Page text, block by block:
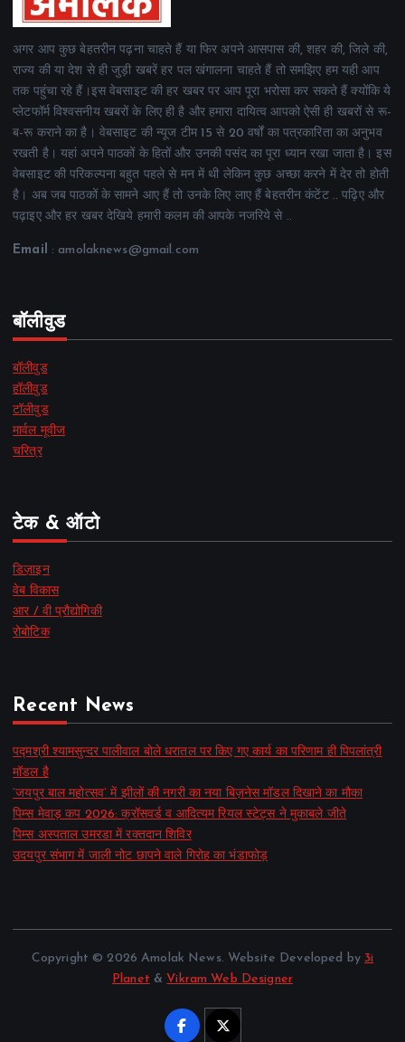
अगर आप कुछ बेहतरीन पढ़ना चाहते हैं या फिर अपने आसपास की, शहर की, जिले की,
राज्य की या देश से ही जुड़ी खबरें हर पल खंगालना चाहते हैं तो समझिए हम यही आप
तक पहुंचा रहे हैं।इस वेबसाइट की हर खबर पर आप पूरा भरोसा कर सकते हैं क्योंकि ये
प्लेटफॉर्म विश्वसनीय खबरों के लिए ही है और हमारा दायित्व आपको ऐसी ही खबरों से रू-
ब-रू कराने का है। वेबसाइट की न्यूज टीम 15 से 20 वर्षों का पत्रकारिता का अनुभव
रखती है। यहां अपने पाठकों के हितों और उनकी पसंद का पूरा ध्यान रखा जाता है। इस
वेबसाइट की परिकल्पना बहुत पहले से मन में थी लेकिन कुछ अच्छा करने में देर तो होती
है। अब जब पाठकों के सामने आए हैं तो उनके लिए लाए हैं बेहतरीन कंटेंट .. पढ़िए और
पढ़ाइए और हर खबर देखिये हमारी कलम की आपके नजरिये से ..
Email : amolaknews@gmail.com
बॉलीवुड
बॉलीवुड
हॉलीवुड
टॉलीवुड
मार्वल मूवीज
चरित्र
टेक & ऑटो
डिज़ाइन
वेब विकास
आर / वी प्रौद्योगिकी
रोबोटिक
Recent News
पद्मश्री श्यामसुन्दर पालीवाल बोले धरातल पर किए गए कार्य का परिणाम ही पिपलांत्री
मॉडल है
‘जयपुर बाल महोत्सव’ में झीलों की नगरी का नया बिज़नेस मॉडल दिखाने का मौका
पिम्स मेवाड़ कप 2026: क्रॉसवर्ड व आदित्यम रियल स्टेट्स ने मुकाबले जीते
पिम्स अस्पताल उमरडा में रक्तदान शिविर
उदयपुर संभाग में जाली नोट छापने वाले गिरोह का भंडाफोड़
Copyright © 2026 Amolak News. Website Developed by 3i
Planet &Vikram Web Designer